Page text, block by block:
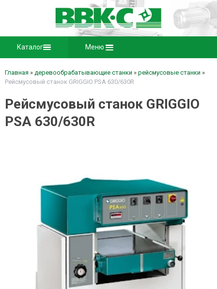
Каталог Меню
Главная » деревообрабатывающие станки » рейсмусовые станки »
Рейсмусовый станок GRIGGIO PSA 630/630R
Рейсмусовый станок GRIGGIO
PSA 630/630R